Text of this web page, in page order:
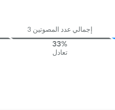
إجمالي عدد المصوتين 3
33%
تعادل